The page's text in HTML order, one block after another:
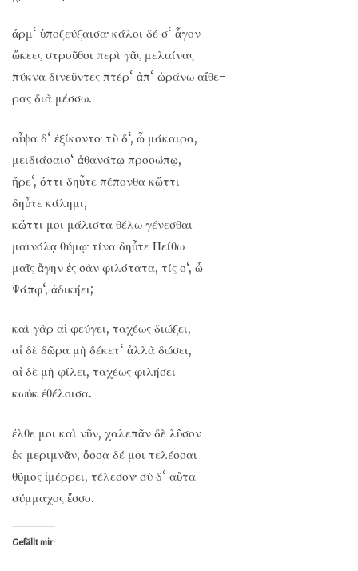
ἄρμ‘ ὐποζεύξαισα· κάλοι δέ σ‘ ἆγον
ὤκεες στροῦθοι περὶ γᾶς μελαίνας
πύκνα δινεῦντες πτέρ‘ ἀπ‘ ὠράνω αἴθε-
ρας διὰ μέσσω.
αἶψα δ‘ ἐξίκοντο· τὺ δ‘, ὦ μάκαιρα,
μειδιάσαισ‘ ἀθανάτῳ προσώπῳ,
ἤρε‘, ὄττι δηὖτε πέπονθα κὤττι
δηὖτε κάλημι,
κὤττι μοι μάλιστα θέλω γένεσθαι
μαινόλᾳ θύμῳ· τίνα δηὖτε Πείθω
μαῖς ἄγην ἐς σὰν φιλότατα, τίς σ‘, ὦ
Ψάπφ‘, ἀδικήει;
καὶ γὰρ αἰ φεύγει, ταχέως διώξει,
αἰ δὲ δῶρα μὴ δέκετ‘ ἀλλὰ δώσει,
αἰ δὲ μὴ φίλει, ταχέως φιλήσει
κωὐκ ἐθέλοισα.
ἔλθε μοι καὶ νῦν, χαλεπᾶν δὲ λῦσον
ἐκ μεριμνᾶν, ὄσσα δέ μοι τελέσσαι
θῦμος ἰμέρρει, τέλεσον· σὺ δ‘ αὔτα
σύμμαχος ἔσσο.
Gefällt mir: